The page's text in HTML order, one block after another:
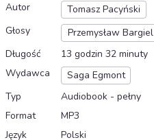
Autor
Tomasz Pacyński
Głosy
Przemysław Bargiel
Długość
13 godzin 32 minuty
Wydawca
Saga Egmont
Typ
Audiobook - pełny
Format
MP3
Język
Polski